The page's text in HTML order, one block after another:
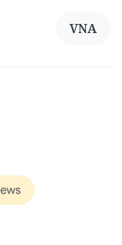
VNA